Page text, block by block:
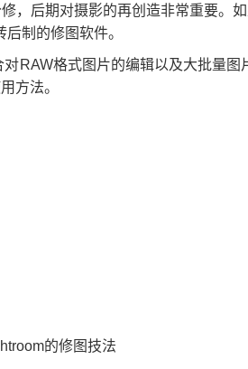
，后期对摄影的再创造非常重要。
制的修图软件。
RAW格式图片的编辑以及大批量
方法。
的修图技法